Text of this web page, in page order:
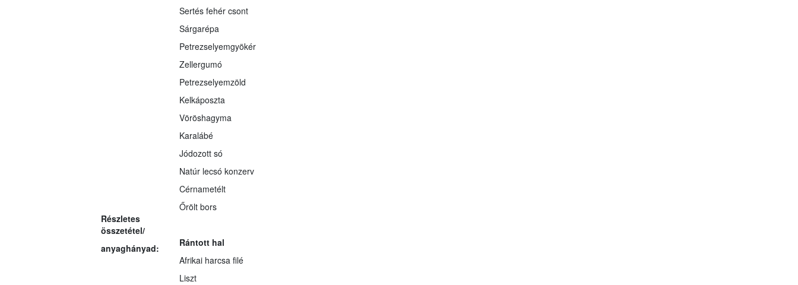
Részletes
összetétel/
anyaghányad:
Sertés fehér csont
Sárgarépa
Petrezselyemgyökér
Zellergumó
Petrezselyemzöld
Kelkáposzta
Vöröshagyma
Karalábé
Jódozott só
Natúr lecsó konzerv
Cérnametélt
Őrölt bors
Rántott hal
Afrikai harcsa filé
Liszt